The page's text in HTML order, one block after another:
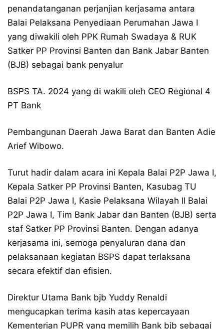
penandatanganan perjanjian kerjasama antara
Balai Pelaksana Penyediaan Perumahan Jawa I
yang diwakili oleh PPK Rumah Swadaya & RUK
Satker PP Provinsi Banten dan Bank Jabar Banten
(BJB) sebagai bank penyalur
BSPS TA. 2024 yang di wakili oleh CEO Regional 4
PT Bank
Pembangunan Daerah Jawa Barat dan Banten Adie
Arief Wibowo.
Turut hadir dalam acara ini Kepala Balai P2P Jawa I,
Kepala Satker PP Provinsi Banten, Kasubag TU
Balai P2P Jawa I, Kasie Pelaksana Wilayah II Balai
P2P Jawa I, Tim Bank Jabar dan Banten (BJB) serta
staf Satker PP Provinsi Banten. Dengan adanya
kerjasama ini, semoga penyaluran dana dan
pelaksanaan kegiatan BSPS dapat terlaksana
secara efektif dan efisien.
Direktur Utama Bank bjb Yuddy Renaldi
mengucapkan terima kasih atas kepercayaan
Kementerian PUPR yang memilih Bank bjb sebagai